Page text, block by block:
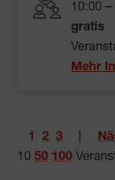
10:00 –
gratis
Mehr
1 2 3
10 50 100